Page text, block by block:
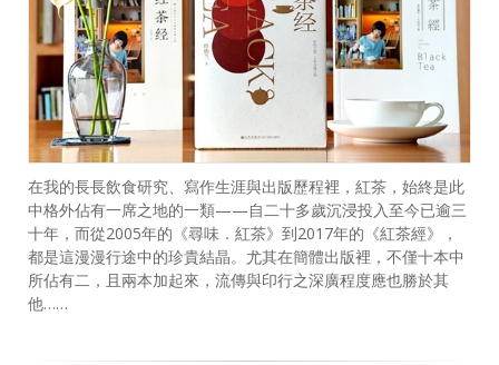
在我的長長飲食研究、寫作生涯與出版歷程裡，紅茶，始終是此
中格外佔有一席之地的一類——自二十多歲沉浸投入至今已逾三
十年，而從2005年的《尋味．紅茶》到2017年的《紅茶經》，
都是這漫漫行途中的珍貴結晶。尤其在簡體出版裡，不僅十本中
所佔有二，且兩本加起來，流傳與印行之深廣程度應也勝於其
他……